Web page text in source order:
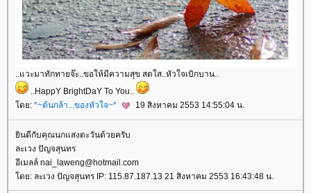
..แวะมาทักทายจ๊ะ..ขอให้มีความสุข สดใส..หัวใจเบิกบาน..
..HappY BrightDaY To You..
ดย: *~ต้นกล้า...ของหัวใจ~* 19 สิงหาคม 2553 14:55:04 น.
ินดีกับคุณนกแสงตะวันด้วยครับ
ละเวง ปัญจสุนทร
อีเมลล์ nai_laweng@hotmail.com
ดย: ละเวง ปัญจสุนทร IP: 115.87.187.13 21 สิงหาคม 2553 16:43:48 น.